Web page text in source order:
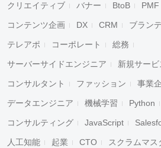
クリエイティブ バナー BtoB PMF
コンテンツ企画 DX CRM ブラン
テレアポ コーポレート 総務
サーバーサイドエンジニア 新規サービ
コンサルタント ファッション 事業
データエンジニア 機械学習 Python
コンサルティング JavaScript
人工知能 起業 CTO スクラムマス